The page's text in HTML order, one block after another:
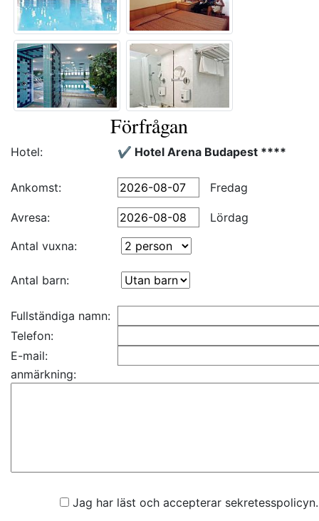
Förfrågan
Hotel: ✔️ Hotel Arena Budapest ****
Ankomst: Fredag
Avresa:
Lördag
Antal vuxna:
Antal barn:
Fullständiga namn:
Telefon:
E-mail:
anmärkning:
Jag har läst och accepterar sekretesspolicyn.